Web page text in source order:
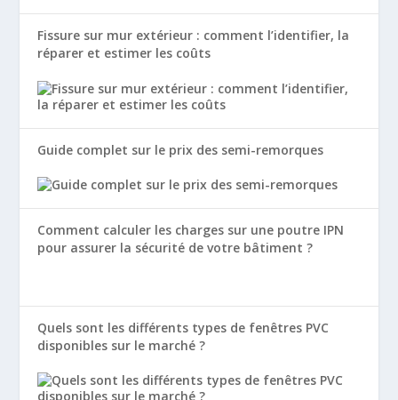
Fissure sur mur extérieur : comment l’identifier, la
réparer et estimer les coûts
Guide complet sur le prix des semi-remorques
Comment calculer les charges sur une poutre IPN
pour assurer la sécurité de votre bâtiment ?
Quels sont les différents types de fenêtres PVC
disponibles sur le marché ?